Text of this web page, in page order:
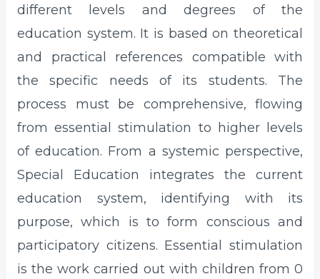
different levels and degrees of the
education system. It is based on theoretical
and practical references compatible with
the specific needs of its students. The
process must be comprehensive, flowing
from essential stimulation to higher levels
of education. From a systemic perspective,
Special Education integrates the current
education system, identifying with its
purpose, which is to form conscious and
participatory citizens. Essential stimulation
is the work carried out with children from 0